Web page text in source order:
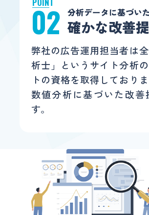
02 分析データに基づいた
確かな改善
弊社の広告運用担当者は
析士」というサイト分析
トの資格を取得しており
数値分析に基づいた改善
す。